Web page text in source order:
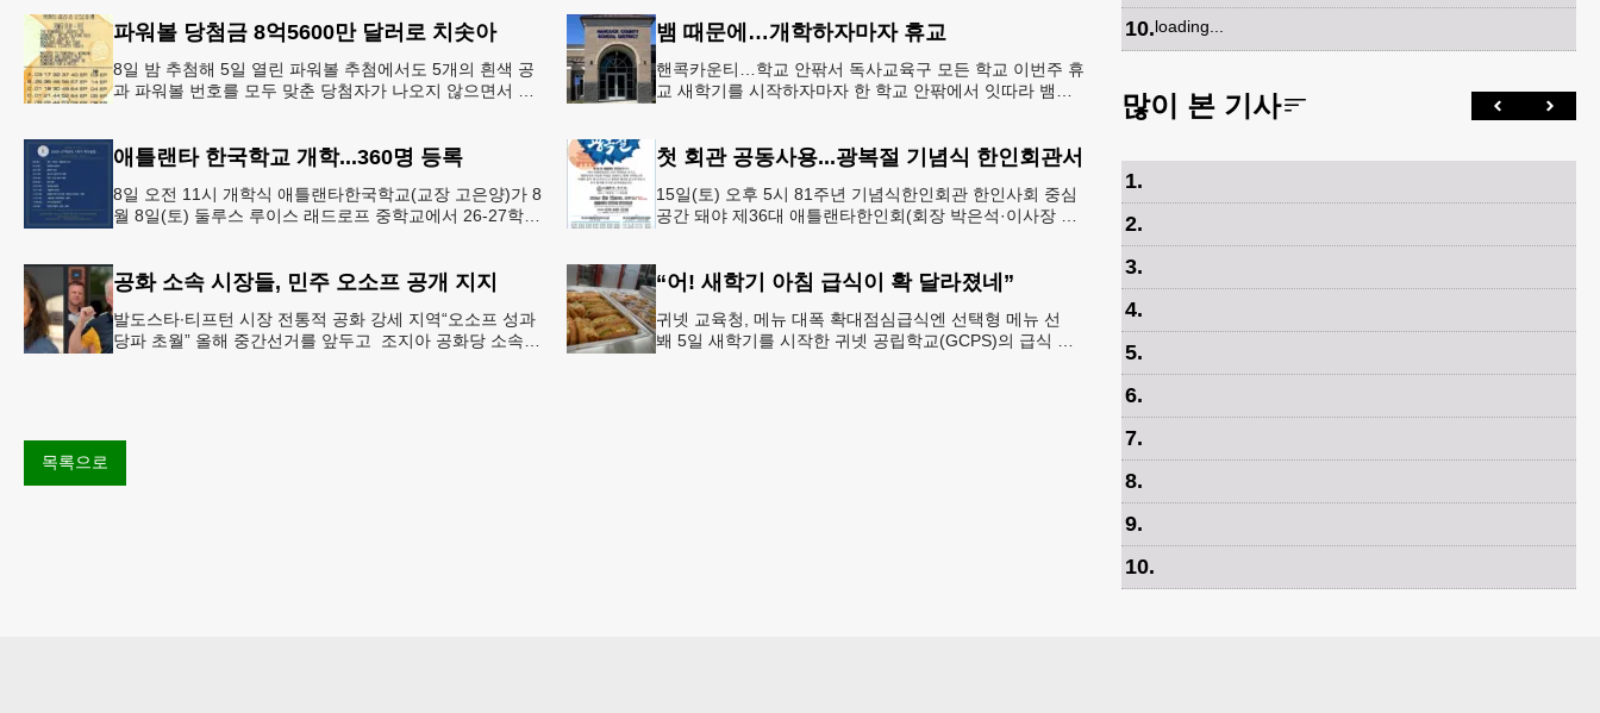
파워볼 당첨금 8억5600만 달러로 치솟아
8일 밤 추첨해 5일 열린 파워볼 추첨에서도 5개의 흰색 공
과 파워볼 번호를 모두 맞춘 당첨자가 나오지 않으면서 행
뱀 때문에…개학하자마자 휴교
핸콕카운티…학교 안팎서 독사교육구 모든 학교 이번주 휴
교 새학기를 시작하자마자 한 학교 안팎에서 잇따라 뱀들
애틀랜타 한국학교 개학...360명 등록
8일 오전 11시 개학식 애틀랜타한국학교(교장 고은양)가 8
월 8일(토) 둘루스 루이스 래드로프 중학교에서 26-27학년
첫 회관 공동사용...광복절 기념식 한인회관서
15일(토) 오후 5시 81주년 기념식한인회관 한인사회 중심
공간 돼야 제36대 애틀랜타한인회(회장 박은석·이사장 강
공화 소속 시장들, 민주 오소프 공개 지지
발도스타∙티프턴 시장 전통적 공화 강세 지역“오소프 성과
당파 초월” 올해 중간선거를 앞두고 조지아 공화당 소속
“어! 새학기 아침 급식이 확 달라졌네”
귀넷 교육청, 메뉴 대폭 확대점심급식엔 선택형 메뉴 선
봬 5일 새학기를 시작한 귀넷 공립학교(GCPS)의 급식 메
목록으로
10.loading...
많이 본 기사
1.
2.
3.
4.
5.
6.
7.
8.
9.
10.